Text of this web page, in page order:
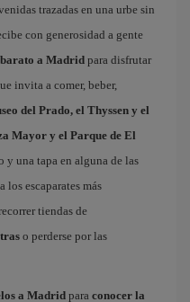
trazadas en una urbe sin
con generosidad a gente
a Madrid para disfrutar
invita a comer, beber,
del Prado, el Thyssen y el
Mayor y el Parque de El
y una tapa en alguna de las
los escaparates más
tiendas de
o perderse por las
a Madridpara conocer la